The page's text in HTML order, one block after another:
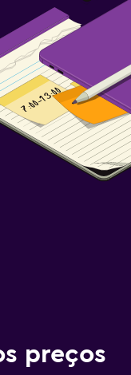
preços